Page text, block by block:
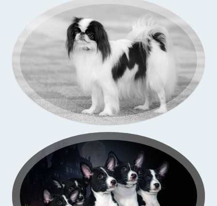
Портфолио — выставки собак
Бассенджи. Фото щенков в моей студии